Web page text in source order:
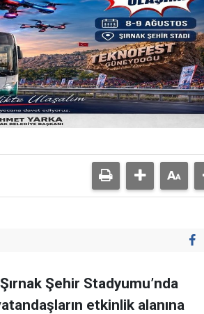
Şehir Stadyumu’nda
etkinlik alanına